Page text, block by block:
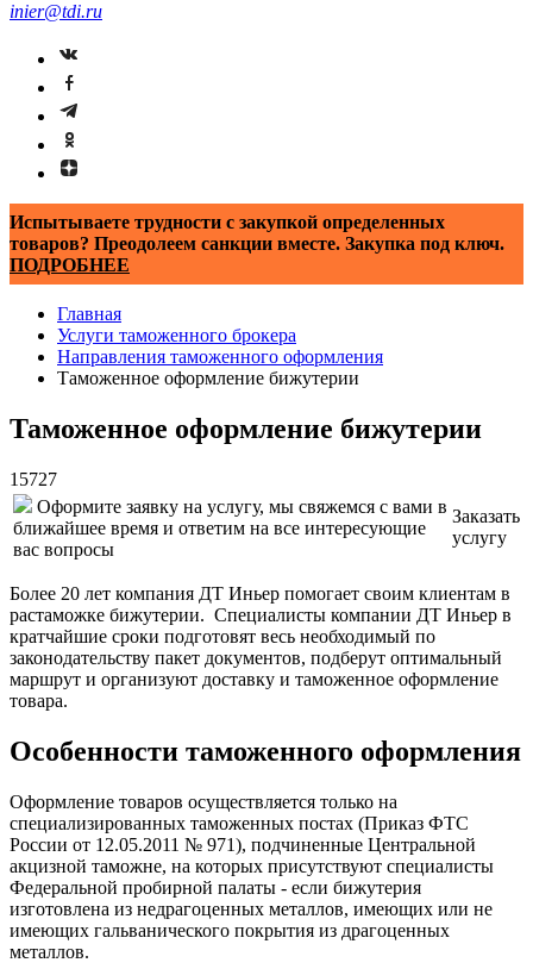
inier@tdi.ru
Испытываете трудности с закупкой определенных
товаров? Преодолеем санкции вместе. Закупка под ключ.
ПОДРОБНЕЕ
Главная
Услуги таможенного брокера
Направления таможенного оформления
Таможенное оформление бижутерии
Таможенное оформление бижутерии
15727
Оформите заявку на услугу, мы свяжемся с вами в
ближайшее время и ответим на все интересующие
вас вопросы
Заказать
услугу
Более 20 лет компания ДТ Иньер помогает своим клиентам в
растаможке бижутерии. Специалисты компании ДТ Иньер в
кратчайшие сроки подготовят весь необходимый по
законодательству пакет документов, подберут оптимальный
маршрут и организуют доставку и таможенное оформление
товара.
Особенности таможенного оформления
Оформление товаров осуществляется только на
специализированных таможенных постах (Приказ ФТС
России от 12.05.2011 № 971), подчиненные Центральной
акцизной таможне, на которых присутствуют специалисты
Федеральной пробирной палаты - если бижутерия
изготовлена из недрагоценных металлов, имеющих или не
имеющих гальванического покрытия из драгоценных
металлов.